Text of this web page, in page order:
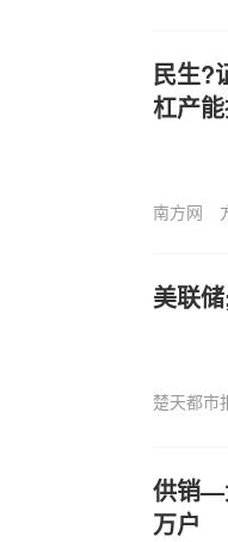
民生?
杠产
南方网
美联
楚天都市
供销—
万户